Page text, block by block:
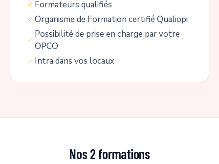
Formateurs qualifiés
Organisme de Formation certifié Qualiopi
Possibilité de prise en charge par votre
OPCO
Intra dans vos locaux
Nos 2 formations